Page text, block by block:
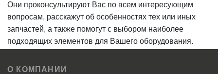
Они проконсультируют Вас по всем интересующим
вопросам, расскажут об особенностях тех или иных
запчастей, а также помогут с выбором наиболее
подходящих элементов для Вашего оборудования.
О КОМПАНИИ